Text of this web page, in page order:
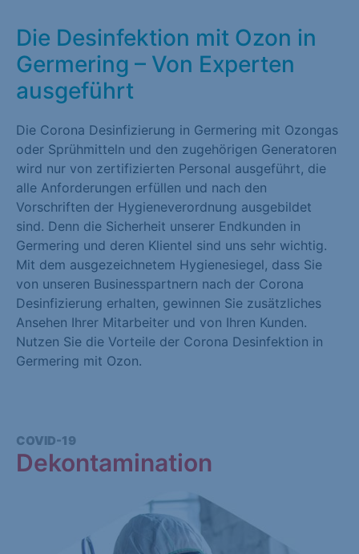
Die Desinfektion mit Ozon in
Germering – Von Experten
ausgeführt
Die Corona Desinfizierung in Germering mit Ozongas
oder Sprühmitteln und den zugehörigen Generatoren
wird nur von zertifizierten Personal ausgeführt, die
alle Anforderungen erfüllen und nach den
Vorschriften der Hygieneverordnung ausgebildet
sind. Denn die Sicherheit unserer Endkunden in
Germering und deren Klientel sind uns sehr wichtig.
Mit dem ausgezeichnetem Hygienesiegel, dass Sie
von unseren Businesspartnern nach der Corona
Desinfizierung erhalten, gewinnen Sie zusätzliches
Ansehen Ihrer Mitarbeiter und von Ihren Kunden.
Nutzen Sie die Vorteile der Corona Desinfektion in
Germering mit Ozon.
COVID-19
Dekontamination